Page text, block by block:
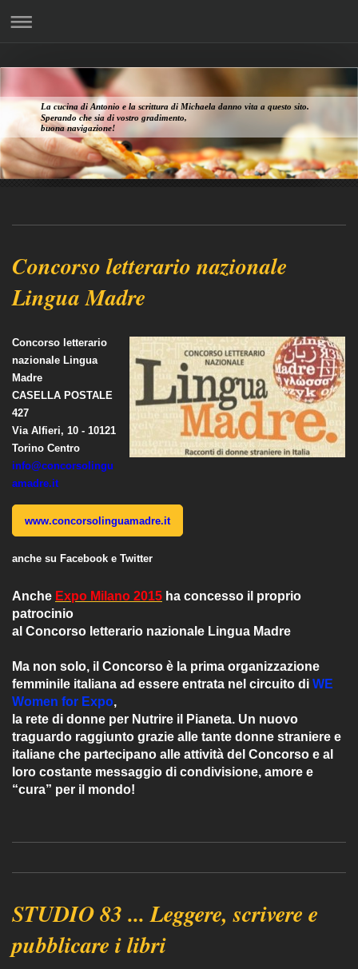
La cucina di Antonio e la scrittura di Michaela danno vita a questo sito.
Sperando che sia di vostro gradimento,
buona navigazione!
Concorso letterario nazionale
Lingua Madre
Concorso letterario
nazionale Lingua
Madre
CASELLA POSTALE
427
Via Alfieri, 10 - 10121
Torino Centro
info@concorsolingu
amadre.it
www.concorsolinguamadre.it
anche su Facebook e Twitter
Anche Expo Milano 2015 ha concesso il proprio
patrocinio
al Concorso letterario nazionale Lingua Madre
Ma non solo, il Concorso è la prima organizzazione
femminile italiana ad essere entrata nel circuito di WE
Women for Expo,
la rete di donne per Nutrire il Pianeta. Un nuovo
traguardo raggiunto grazie alle tante donne straniere e
italiane che partecipano alle attività del Concorso e al
loro costante messaggio di condivisione, amore e
“cura” per il mondo!
STUDIO 83 ... Leggere, scrivere e
pubblicare i libri